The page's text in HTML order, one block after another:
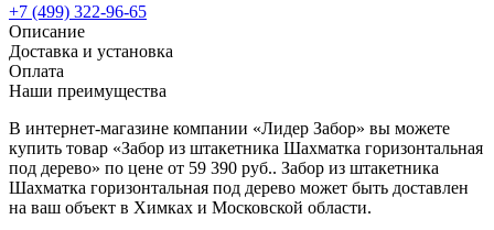
+7 (499) 322-96-65
Описание
Доставка и установка
Оплата
Наши преимущества
В интернет-магазине компании «Лидер Забор» вы можете
купить товар «Забор из штакетника Шахматка горизонтальная
под дерево» по цене от 59 390 руб.. Забор из штакетника
Шахматка горизонтальная под дерево может быть доставлен
на ваш объект в Химках и Московской области.